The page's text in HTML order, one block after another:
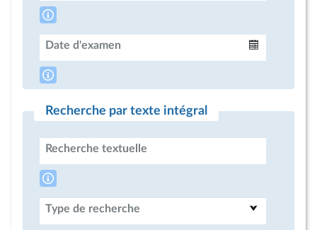
Date d'examen
Recherche par texte intégral
Recherche textuelle
Type de recherche